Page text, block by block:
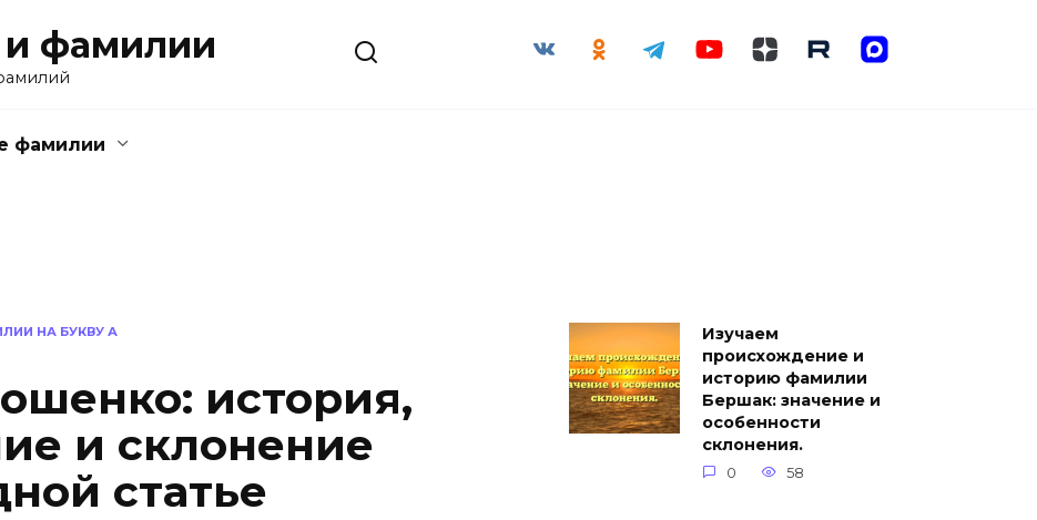
и фамилии
фамилии
НА БУКВУ А
история,
и склонение
статье
Изучаем
происхождение и
историю фамилии
Бершак: значение и
особенности
склонения.
0 58